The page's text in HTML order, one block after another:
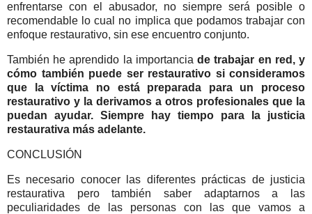
enfrentarse con el abusador, no siempre será posible o
recomendable lo cual no implica que podamos trabajar con
enfoque restaurativo, sin ese encuentro conjunto.
También he aprendido la importanciade trabajar en red, y
cómo también puede ser restaurativo si consideramos
que la víctima no está preparada para un proceso
restaurativo y la derivamos a otros profesionales que la
puedan ayudar. Siempre hay tiempo para la justicia
restaurativa más adelante.
CONCLUSIÓN
Es necesario conocer las diferentes prácticas de justicia
restaurativa pero también saber adaptarnos a las
peculiaridades de las personas con las que vamos a